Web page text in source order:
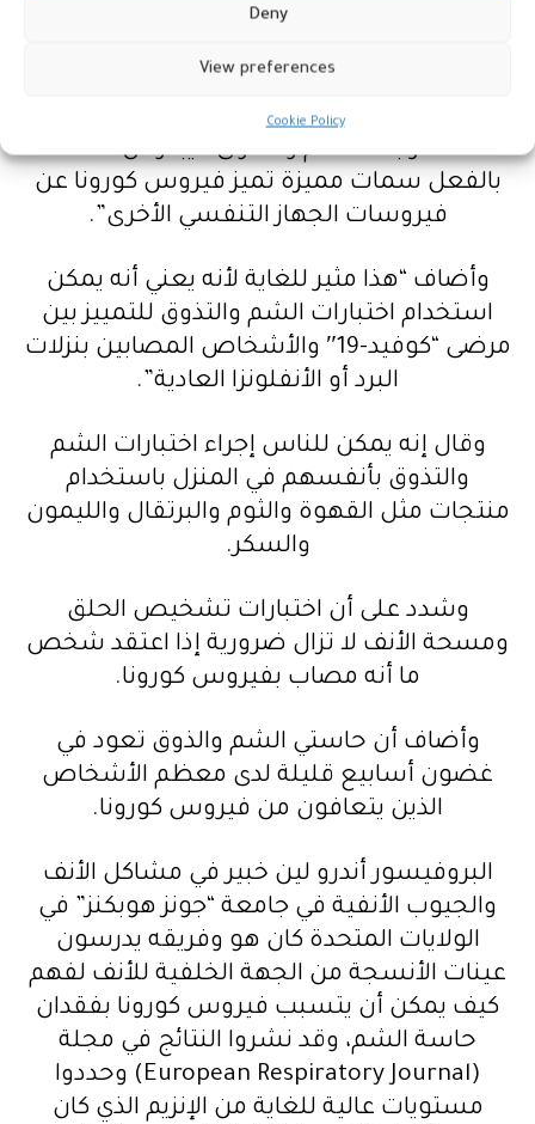
Deny
View preferences
Cookie Policy
مؤسسة “فيفث سانس” الخيرية التي تم
إنشاؤها لمساعدة الأشخاص الذين يعانون من
اضطرابات الشم والتذوق: “يبدو أن هناك
بالفعل سمات مميزة تميز فيروس كورونا عن
فيروسات الجهاز التنفسي الأخرى”.
وأضاف “هذا مثير للغاية لأنه يعني أنه يمكن
استخدام اختبارات الشم والتذوق للتمييز بين
مرضى “كوفيد-19″ والأشخاص المصابين بنزلات
البرد أو الأنفلونزا العادية”.
وقال إنه يمكن للناس إجراء اختبارات الشم
والتذوق بأنفسهم في المنزل باستخدام
منتجات مثل القهوة والثوم والبرتقال والليمون
والسكر.
وشدد على أن اختبارات تشخيص الحلق
ومسحة الأنف لا تزال ضرورية إذا اعتقد شخص
ما أنه مصاب بفيروس كورونا.
وأضاف أن حاستي الشم والذوق تعود في
غضون أسابيع قليلة لدى معظم الأشخاص
الذين يتعافون من فيروس كورونا.
البروفيسور أندرو لين خبير في مشاكل الأنف
والجيوب الأنفية في جامعة “جونز هوبكنز” في
الولايات المتحدة كان هو وفريقه يدرسون
عينات الأنسجة من الجهة الخلفية للأنف لفهم
كيف يمكن أن يتسبب فيروس كورونا بفقدان
حاسة الشم، وقد نشروا النتائج في مجلة
(European Respiratory Journal) وحددوا
مستويات عالية للغاية من الإنزيم الذي كان